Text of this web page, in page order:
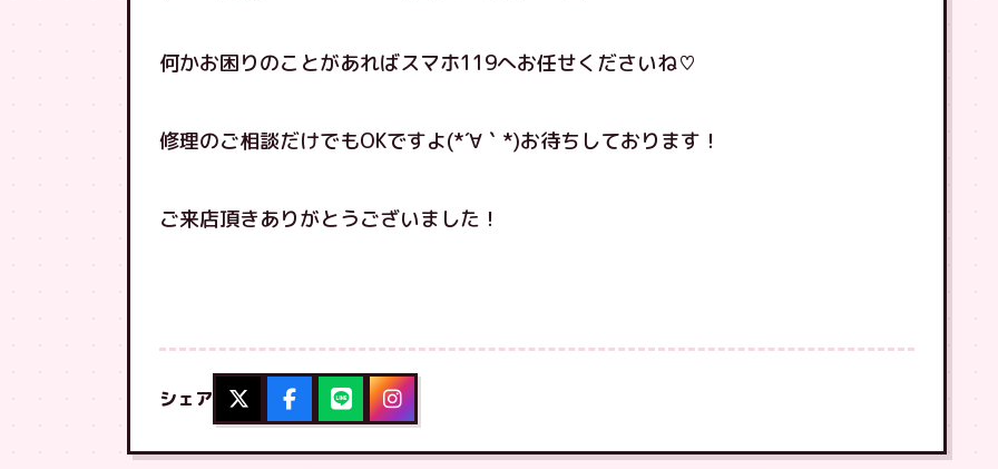
何かお困りのことがあればスマホ119へお任せくださいね♡
修理のご相談だけでもOKですよ(*´∀｀*)お待ちしております！
ご来店頂きありがとうございました！
シェア